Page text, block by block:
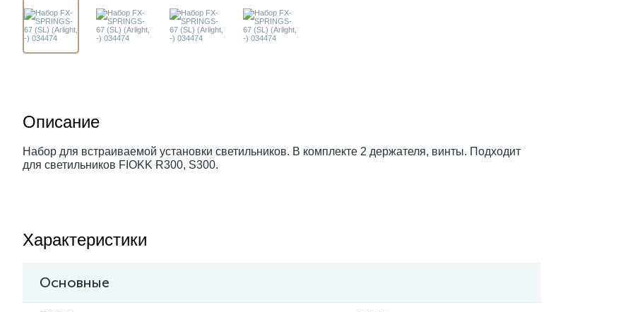
Описание
Набор для встраиваемой установки светильников. В комплекте 2 держателя, винты. Подходит
для светильников FIOKK R300, S300.
Характеристики
Основные